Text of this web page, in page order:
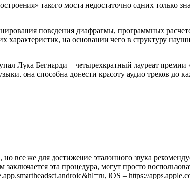
такого моста недостаточно одних только
поведения диафрагмы, программных
на основании чего в структуру
Лука Бегнарди – четырехкратный лауреат
она способна донести красоту аудио треков до
все же для достижение эталонного звука
эта процедура, могут просто
iOS – https://